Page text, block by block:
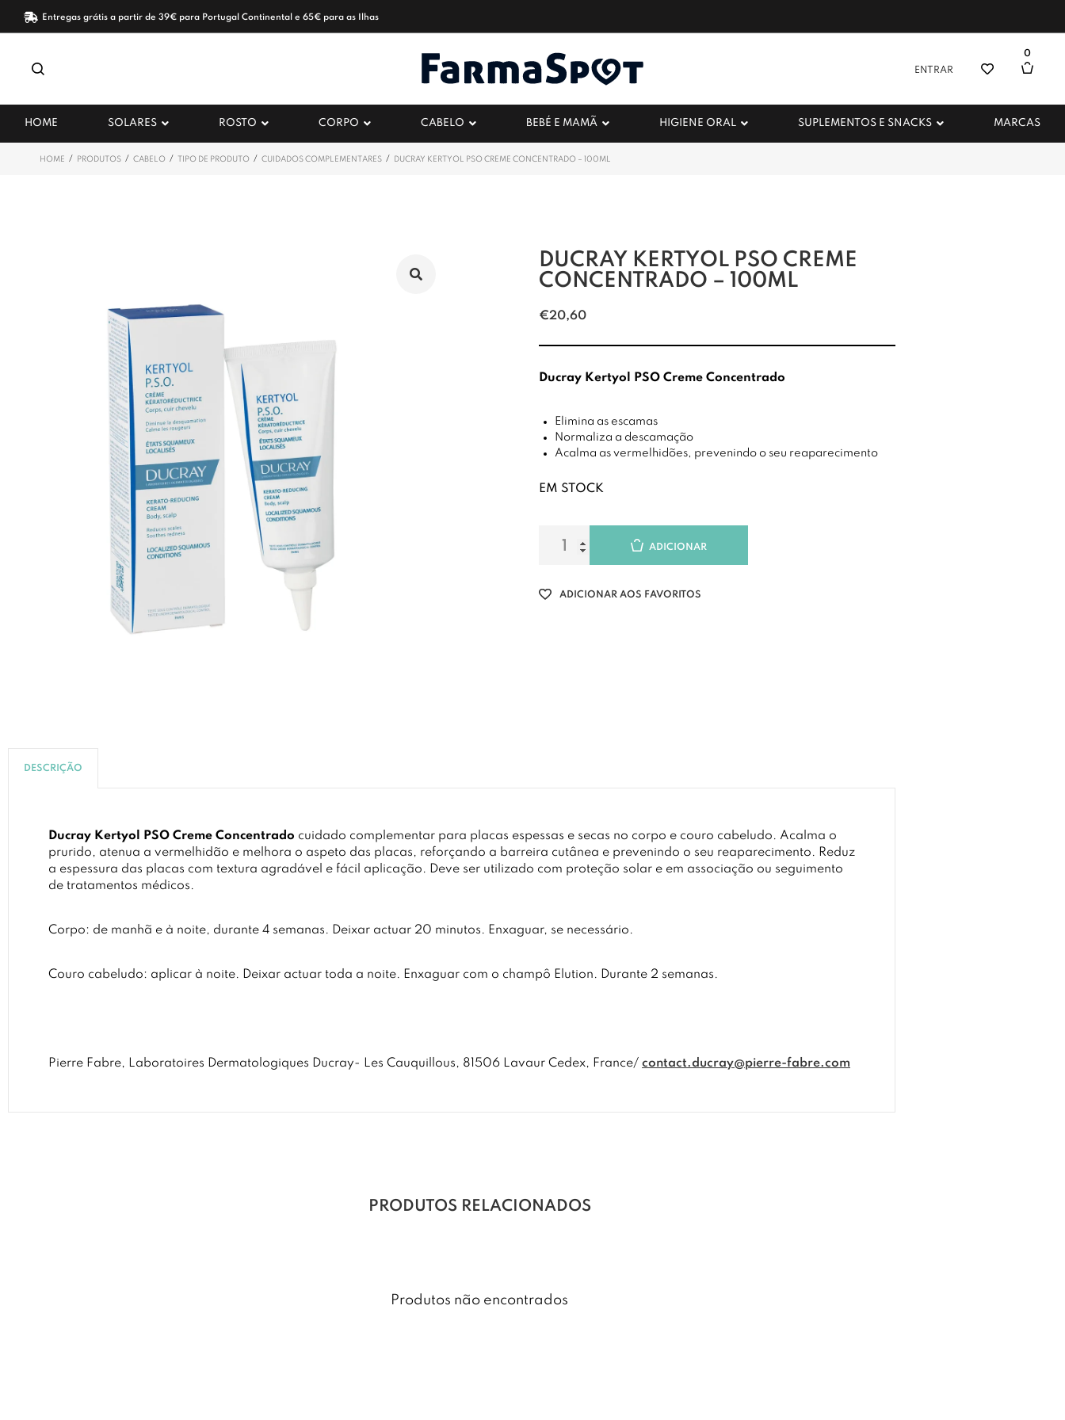
Entregas grátis a partir de 39€ para Portugal Continental e 65€ para as Ilhas
ENTRAR
0
HOME SOLARES ROSTO CORPO CABELO BEBÉ E MAMÃ HIGIENE ORAL SUPLEMENTOS E SNACKS MARCAS
HOME / PRODUTOS / CABELO / TIPO DE PRODUTO / CUIDADOS COMPLEMENTARES / DUCRAY KERTYOL PSO CREME CONCENTRADO – 100ML
DUCRAY KERTYOL PSO CREME
CONCENTRADO – 100ML
€20,60
Ducray Kertyol PSO Creme Concentrado
Elimina as escamas
Normaliza a descamação
Acalma as vermelhidões, prevenindo o seu reaparecimento
EM STOCK
ADICIONAR
ADICIONAR AOS FAVORITOS
DESCRIÇÃO
Ducray Kertyol PSO Creme Concentrado cuidado complementar para placas espessas e secas no corpo e couro cabeludo. Acalma o
prurido, atenua a vermelhidão e melhora o aspeto das placas, reforçando a barreira cutânea e prevenindo o seu reaparecimento. Reduz
a espessura das placas com textura agradável e fácil aplicação. Deve ser utilizado com proteção solar e em associação ou seguimento
de tratamentos médicos.
Corpo: de manhã e à noite, durante 4 semanas. Deixar actuar 20 minutos. Enxaguar, se necessário.
Couro cabeludo: aplicar à noite. Deixar actuar toda a noite. Enxaguar com o champô Elution. Durante 2 semanas.
Pierre Fabre, Laboratoires Dermatologiques Ducray- Les Cauquillous, 81506 Lavaur Cedex, France/ contact.ducray@pierre-fabre.com
PRODUTOS RELACIONADOS
Produtos não encontrados